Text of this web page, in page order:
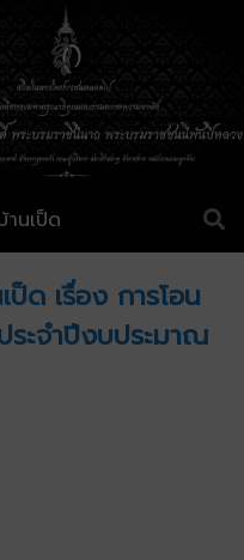
านเป็ด
ป็ด เรื่อง การโอน
ระจำปีงบประมาณ